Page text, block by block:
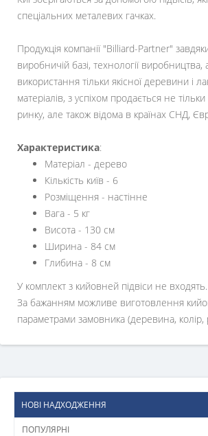
спеціальних металевих гачках.
Продукція компанії "Billiard-Partner"
виробничій базі, технології виробництва,
використання тільки якісної деревини і
матеріалів, з успіхом продається не
ринку, але також відома в країнах СНД,
Характеристика:
Матеріал - дерево
Кількість київ - 6
Розміщення - настінне
Вага - 5 кг
Висота - 130 см
Ширина - 84 см
Глибина - 8 см
У комплект з кийовней підвіси не входять.
За бажанням можливе виготовлення
параметрами замовника (деревина, колір,
НОВІ НАДХОДЖЕННЯ
ПОПУЛЯРНІ